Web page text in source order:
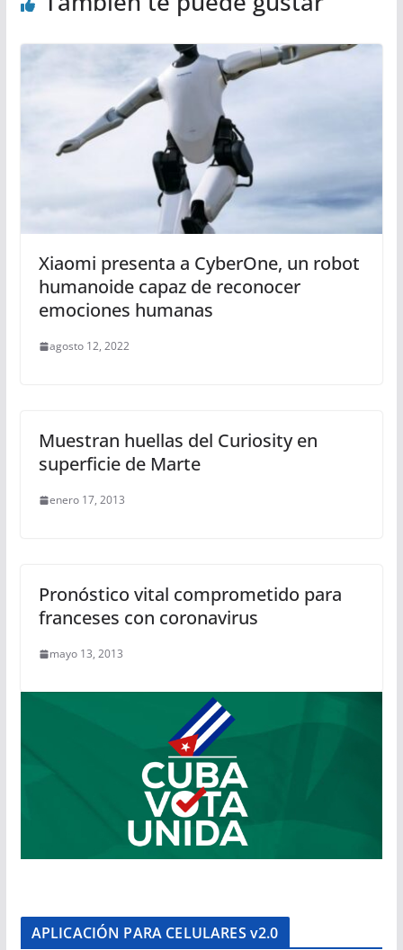
Xiaomi presenta a CyberOne, un robot
humanoide capaz de reconocer
emociones humanas
agosto 12, 2022
Muestran huellas del Curiosity en
superficie de Marte
enero 17, 2013
Pronóstico vital comprometido para
franceses con coronavirus
mayo 13, 2013
APLICACIÓN PARA CELULARES v2.0